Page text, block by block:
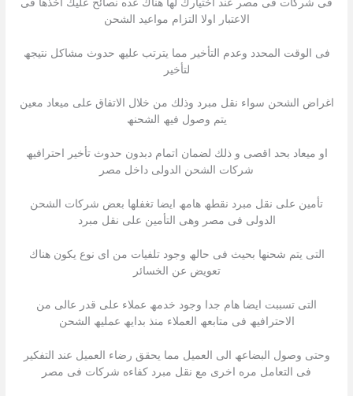
فى شركات فى مصر عند اختیارك لھا ھناك عده نصائح علیك اخذھا فى
الاعتبار اولا التزام مواعید الشحن
فى الوقت المحدد وعدم التأخیر مما یترتب علیھ حدوث مشاكل نتیجھ
لتأخیر
اغراض الشحن سواء نقل مبرد وذلك من خلال الاتفاق على میعاد معین
یتم وصول فیھ الشحنھ
او میعاد بحد اقصى و ذلك لضمان اتمام دبدون حدوث تأخیر احترافیھ
شركات الشحن الدولى داخل مصر
تأمین على نقل مبرد نقطھ ھامھ ایضا تغفلھا بعض شركات الشحن
الدولى فى مصر وھى التأمین على نقل مبرد
التى یتم شحنھا بحیث فى حالھ وجود تلفیات من اى نوع یكون ھناك
تعویض عن الخسائر
التى تسببت ایضا ھام جدا وجود خدمھ عملاء على قدر عالى من
الاحترافیھ فى متابعھ العملاء منذ بدایھ عملیھ الشحن
وحتى وصول البضاعھ الى العمیل مما یحقق رضاء العمیل عند التفكیر
فى التعامل مره اخرى مع نقل مبرد كفاءه شركات فى مصر